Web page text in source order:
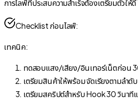
การไลฟ์ที่ประสบความสำเร็จต้องเตรียมตัวให้
Checklist ก่อนไลฟ์:
เทคนิค:
ทดสอบแสง/เสียง/อินเทอร์เน็ตก่อน
เตรียมสินค้าให้พร้อม จัดเรียงตามลำดั
เตรียมสคริปต์สำหรับ Hook 30 วินาที